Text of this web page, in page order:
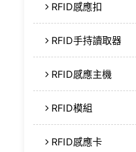
RFID感應扣
RFID手持讀取器
RFID感應主機
RFID模組
RFID感應卡